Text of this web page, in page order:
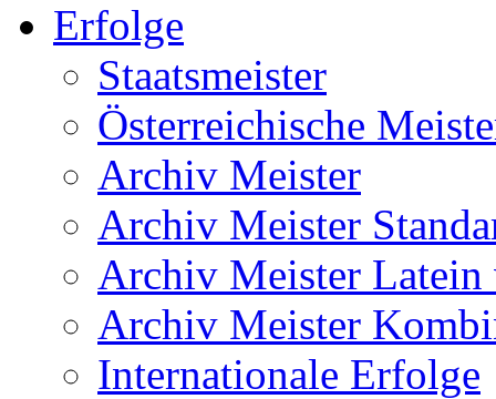
Erfolge
Staatsmeister
Österreichische
Archiv Meister
Archiv Meister
Archiv Meister Latein
Archiv Meister
Internationale Erfolge